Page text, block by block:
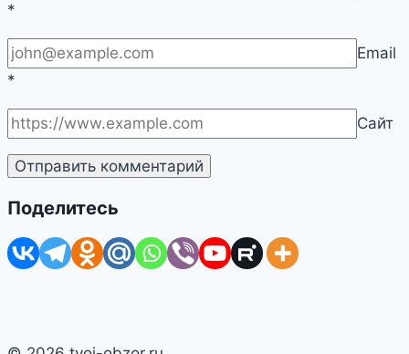
*
Email
*
Сайт
Поделитесь